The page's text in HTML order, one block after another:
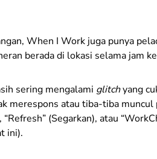
When I Work juga punya
berada di lokasi selama jam
sering mengalami glitchyang
merespons atau tiba-tiba
(Segarkan), atau
ini).